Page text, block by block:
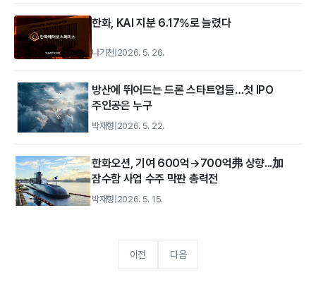
한화, KAI 지분 6.17%로 늘렸다
나기천 2026. 5. 26.
방산에 뛰어드는 드론 스타트업들…첫 IPO
주인공은 누구
박재형 2026. 5. 22.
한화오션, 기여 600억→700억弗 상향...加
잠수함 사업 수주 막판 총력전
박재형 2026. 5. 15.
이전 다음